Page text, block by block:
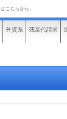
はこちらから
外資系 残業代請求